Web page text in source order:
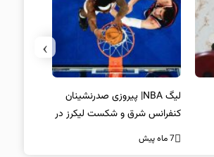
لیگ NBA| پیروزی صدرنشینان
کنفرانس شرق و شکست لیکرز در
غیاب جیمز
7 ماه پیش
›